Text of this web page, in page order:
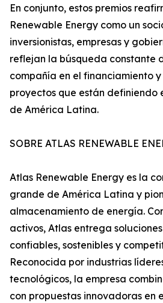
En conjunto, estos premios
Renewable Energy como un
inversionistas, empresas y
reflejan la búsqueda constante
compañía en el financiamiento
proyectos que están definiendo
de América Latina.
SOBRE ATLAS RENEWABLE
Atlas Renewable Energy es la
grande de América Latina y
almacenamiento de energía.
activos, Atlas entrega
confiables, sostenibles y
Reconocida por industrias
tecnológicos, la empresa
con propuestas innovadoras en